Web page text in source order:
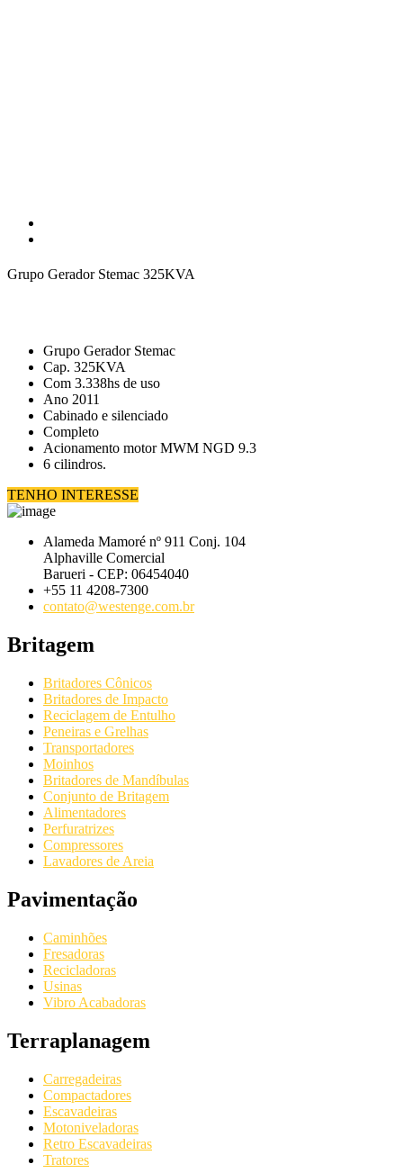
Grupo Gerador Stemac 325KVA
Grupo Gerador Stemac
Cap. 325KVA
Com 3.338hs de uso
Ano 2011
Cabinado e silenciado
Completo
Acionamento motor MWM NGD 9.3
6 cilindros.
TENHO INTERESSE
Alameda Mamoré nº 911 Conj. 104
Alphaville Comercial
Barueri - CEP: 06454040
+55 11 4208-7300
contato@westenge.com.br
Britagem
Britadores Cônicos
Britadores de Impacto
Reciclagem de Entulho
Peneiras e Grelhas
Transportadores
Moinhos
Britadores de Mandíbulas
Conjunto de Britagem
Alimentadores
Perfuratrizes
Compressores
Lavadores de Areia
Pavimentação
Caminhões
Fresadoras
Recicladoras
Usinas
Vibro Acabadoras
Terraplanagem
Carregadeiras
Compactadores
Escavadeiras
Motoniveladoras
Retro Escavadeiras
Tratores